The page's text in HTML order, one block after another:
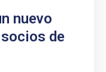
nuevo
de